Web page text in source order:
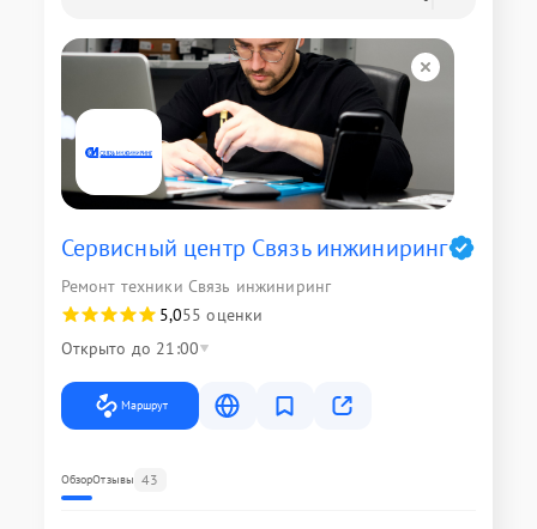
Сервисный центр Связь инжиниринг
Ремонт техники Связь инжиниринг
5,055 оценки
Открыто до 21:00
Маршрут
ОбзорОтзывы 43